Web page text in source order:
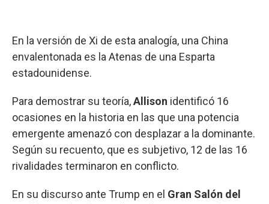
En la versión de Xi de esta analogía, una China
envalentonada es la Atenas de una Esparta
estadounidense.
Para demostrar su teoría,Allison identificó 16
ocasiones en la historia en las que una potencia
emergente amenazó con desplazar a la dominante.
Según su recuento, que es subjetivo, 12 de las 16
rivalidades terminaron en conflicto.
En su discurso ante Trump en el Gran Salón del